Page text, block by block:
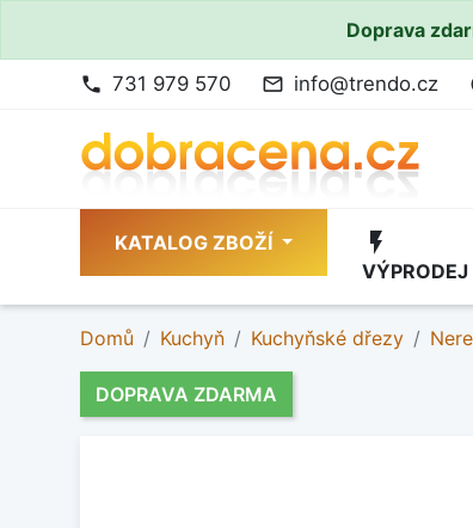
Doprava
phone 731 979 570 mail_outline info@trendo.cz
KATALOG ZBOŽÍ flash_on
VÝPRODEJ
Domů Kuchyň Kuchyňské dřezy
DOPRAVA ZDARMA